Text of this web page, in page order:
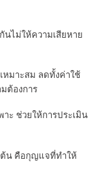
ไม่ให้ความเสียหาย
หมาะสม ลดทั้งค่าใช้
ต้องการ
ะ ช่วยให้การประเมิน
ต้น คือกุญแจที่ทำให้